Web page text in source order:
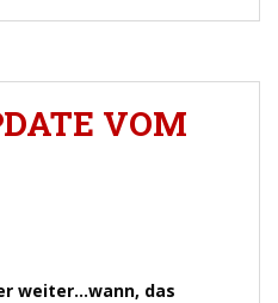
VOM
weiter…wann, das